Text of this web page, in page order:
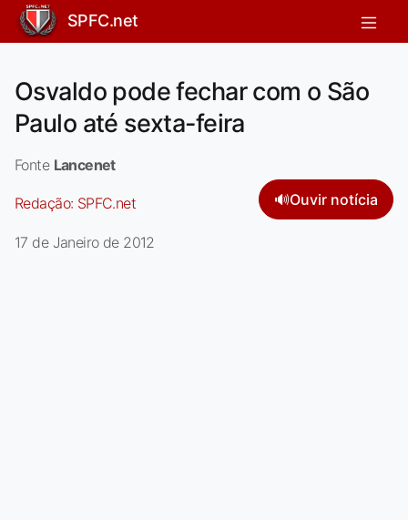
SPFC.net
Osvaldo pode fechar com o São
Paulo até sexta-feira
Fonte Lancenet
Redação: SPFC.net 🔊Ouvir notícia
17 de Janeiro de 2012